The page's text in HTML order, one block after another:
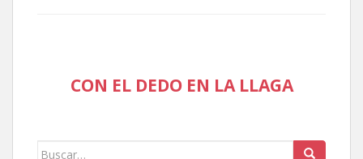
CON EL DEDO EN LA LLAGA
Buscar: